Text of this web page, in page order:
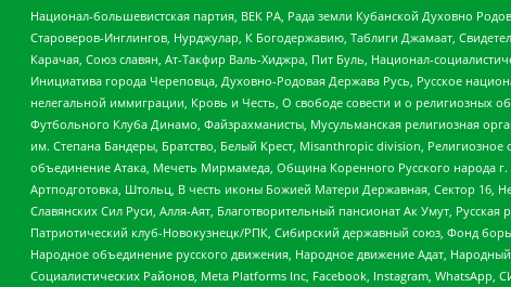
Национал-большевистская партия, ВЕК РА, Рада земли Кубанской Духовно
Староверов-Инглингов, Нурджулар, К Богодержавию, Таблиги Джамаат,
Карачая, Союз славян, Ат-Такфир Валь-Хиджра, Пит Буль, Национал-
Инициатива города Череповца, Духовно-Родовая Держава Русь, Русское
нелегальной иммиграции, Кровь и Честь, О свободе совести и о религиозных
Футбольного Клуба Динамо, Файзрахманисты, Мусульманская религиозная
им. Степана Бандеры, Братство, Белый Крест, Misanthropic division,
объединение Атака, Мечеть Мирмамеда, Община Коренного Русского народа
Артподготовка, Штольц, В честь иконы Божией Матери Державная, Сектор 16,
Славянских Сил Руси, Алля-Аят, Благотворительный пансионат Ак Умут,
Патриотический клуб-Новокузнецк/РПК, Сибирский державный союз, Фонд
Народное объединение русского движения, Народное движение Адат,
Социалистических Районов, Meta Platforms Inc, Facebook, Instagram,